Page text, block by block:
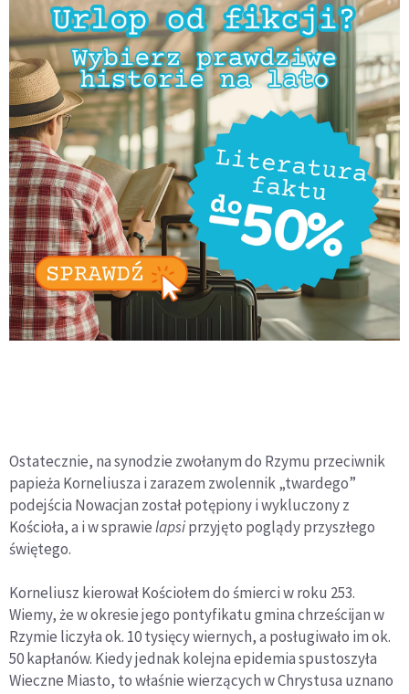
Ostatecznie, na synodzie zwołanym do Rzymu przeciwnik
papieża Korneliusza i zarazem zwolennik „twardego”
podejścia Nowacjan został potępiony i wykluczony z
Kościoła, a i w sprawielapsiprzyjęto poglądy przyszłego
świętego.
Korneliusz kierował Kościołem do śmierci w roku 253.
Wiemy, że w okresie jego pontyfikatu gmina chrześcijan w
Rzymie liczyła ok. 10 tysięcy wiernych, a posługiwało im ok.
50 kapłanów. Kiedy jednak kolejna epidemia spustoszyła
Wieczne Miasto, to właśnie wierzących w Chrystusa uznano